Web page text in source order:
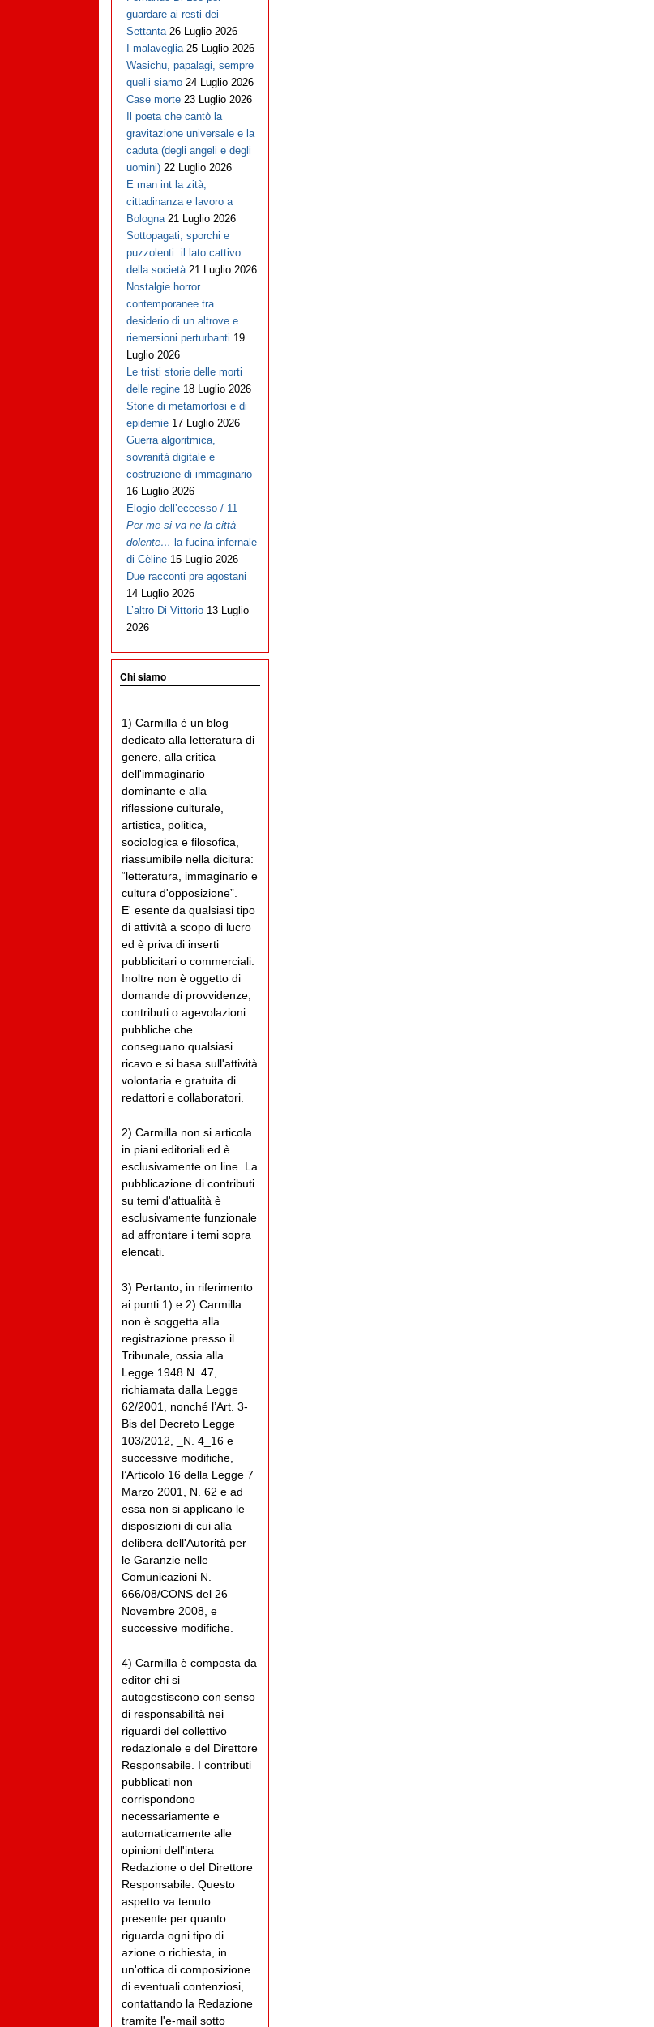
guardare ai resti dei
Settanta 26 Luglio 2026
I malaveglia 25 Luglio 2026
Wasichu, papalagi, sempre
quelli siamo 24 Luglio 2026
Case morte 23 Luglio 2026
Il poeta che cantò la
gravitazione universale e la
caduta (degli angeli e degli
uomini) 22 Luglio 2026
E man int la zità,
cittadinanza e lavoro a
Bologna 21 Luglio 2026
Sottopagati, sporchi e
puzzolenti: il lato cattivo
della società 21 Luglio 2026
Nostalgie horror
contemporanee tra
desiderio di un altrove e
riemersioni perturbanti 19
Luglio 2026
Le tristi storie delle morti
delle regine 18 Luglio 2026
Storie di metamorfosi e di
epidemie 17 Luglio 2026
Guerra algoritmica,
sovranità digitale e
costruzione di immaginario
16 Luglio 2026
Elogio dell’eccesso / 11 –
Per me si va ne la città
dolente… la fucina infernale
di Cèline 15 Luglio 2026
Due racconti pre agostani
14 Luglio 2026
L’altro Di Vittorio 13 Luglio
2026
Chi siamo
1) Carmilla è un blog
dedicato alla letteratura di
genere, alla critica
dell'immaginario
dominante e alla
riflessione culturale,
artistica, politica,
sociologica e filosofica,
riassumibile nella dicitura:
“letteratura, immaginario e
cultura d'opposizione”.
E' esente da qualsiasi tipo
di attività a scopo di lucro
ed è priva di inserti
pubblicitari o commerciali.
Inoltre non è oggetto di
domande di provvidenze,
contributi o agevolazioni
pubbliche che
conseguano qualsiasi
ricavo e si basa sull'attività
volontaria e gratuita di
redattori e collaboratori.
2) Carmilla non si articola
in piani editoriali ed è
esclusivamente on line. La
pubblicazione di contributi
su temi d'attualità è
esclusivamente funzionale
ad affrontare i temi sopra
elencati.
3) Pertanto, in riferimento
ai punti 1) e 2) Carmilla
non è soggetta alla
registrazione presso il
Tribunale, ossia alla
Legge 1948 N. 47,
richiamata dalla Legge
62/2001, nonché l’Art. 3-
Bis del Decreto Legge
103/2012, _N. 4_16 e
successive modifiche,
l’Articolo 16 della Legge 7
Marzo 2001, N. 62 e ad
essa non si applicano le
disposizioni di cui alla
delibera dell'Autorità per
le Garanzie nelle
Comunicazioni N.
666/08/CONS del 26
Novembre 2008, e
successive modifiche.
4) Carmilla è composta da
editor chi si
autogestiscono con senso
di responsabilità nei
riguardi del collettivo
redazionale e del Direttore
Responsabile. I contributi
pubblicati non
corrispondono
necessariamente e
automaticamente alle
opinioni dell'intera
Redazione o del Direttore
Responsabile. Questo
aspetto va tenuto
presente per quanto
riguarda ogni tipo di
azione o richiesta, in
un'ottica di composizione
di eventuali contenziosi,
contattando la Redazione
tramite l'e-mail sotto